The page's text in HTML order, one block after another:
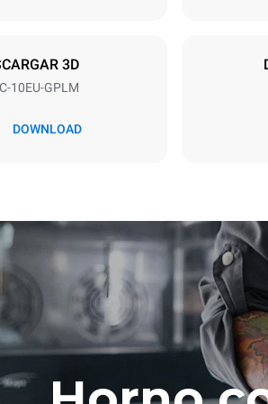
Estimación
3D
10EU-GPLM
DOWNLOAD